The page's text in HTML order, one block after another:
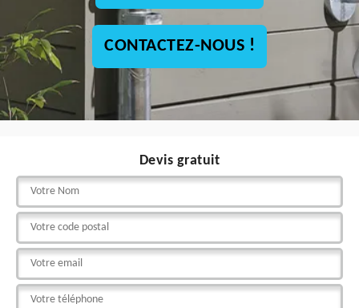
CONTACTEZ-NOUS !
Devis gratuit